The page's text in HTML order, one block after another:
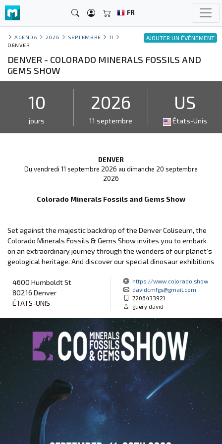
FR
AJOUTER UN ÉVÈNEMENT
AGENDA 2026 SEPTEMBRE
11
DENVER
DENVER - COLORADO MINERALS FOSSILS AND
GEMS SHOW
10
jours
2026
11 septembre
US
États-Unis
DENVER
Du vendredi 11 septembre 2026 au dimanche 20 septembre
2026
Colorado Minerals Fossils and Gems Show
Set against the majestic backdrop of the Denver Coliseum, the
Colorado Minerals Fossils & Gems Show invites you to embark
on an extraordinary journey through the wonders of our planet’s
geological heritage. And discover our special dinosaur exhibitions
4600 Humboldt St
80216 Denver
ÉTATS-UNIS
https://www.colorado.show
davidcmfgs@gmail.com
7206433921
guery david